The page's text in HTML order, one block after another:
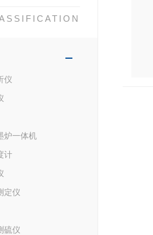
仪
炉一体机
计
定仪
硫仪